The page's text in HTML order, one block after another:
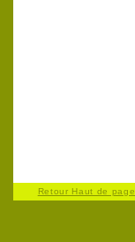
Retour Haut de page